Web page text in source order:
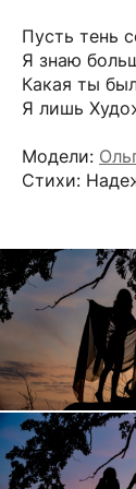
Пусть тень
Я знаю
Какая ты
Я лишь
Модели:
Стихи: